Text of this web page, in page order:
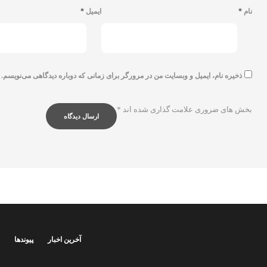
نام * ایمیل *
ذخیره نام، ایمیل و وبسایت من در مرورگر برای زمانی که دوباره دیدگاهی می‌نویسم.
بخش های ضروری علامت گذاری شده اند *
پیوندها آخرین اخبار